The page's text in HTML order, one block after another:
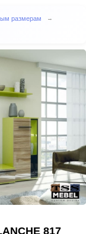
размерам →
817